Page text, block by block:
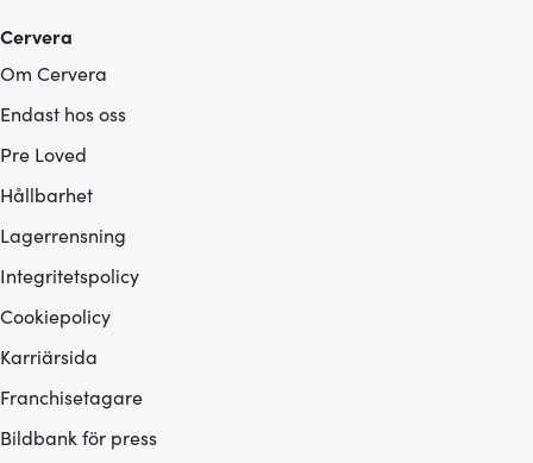
Cervera
Om Cervera
Endast hos oss
Pre Loved
Hållbarhet
Lagerrensning
Integritetspolicy
Cookiepolicy
Karriärsida
Franchisetagare
Bildbank för press